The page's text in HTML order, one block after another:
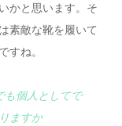
かと思います。そ
素敵な靴を履いて
すね。
も個人としてで
ますか